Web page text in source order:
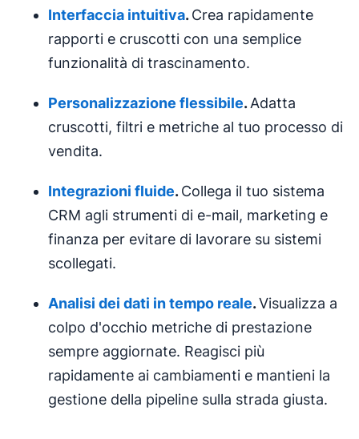
Interfaccia intuitiva.Crea rapidamente
rapporti e cruscotti con una semplice
funzionalità di trascinamento.
Personalizzazione flessibile.Adatta
cruscotti, filtri e metriche al tuo processo di
vendita.
Integrazioni fluide.Collega il tuo sistema
CRM agli strumenti di e-mail, marketing e
finanza per evitare di lavorare su sistemi
scollegati.
Analisi dei dati in tempo reale.Visualizza a
colpo d'occhio metriche di prestazione
sempre aggiornate. Reagisci più
rapidamente ai cambiamenti e mantieni la
gestione della pipeline sulla strada giusta.